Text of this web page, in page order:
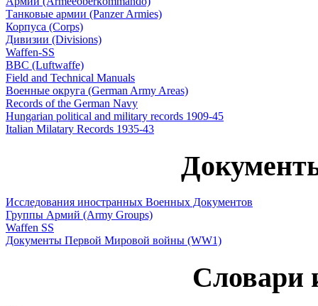
Танковые армии (Panzer Armies)
Корпуса (Corps)
Дивизии (Divisions)
Waffen-SS
ВВС (Luftwaffe)
Field and Technical Manuals
Военные округа (German Army Areas)
Records of the German Navy
Hungarian political and military records 1909-45
Italian Milatary Records 1935-43
Исследования иностранных Военных Документов
Группы Армий (Army Groups)
Waffen SS
Документы Первой Мировой войны (WW1)
Словари